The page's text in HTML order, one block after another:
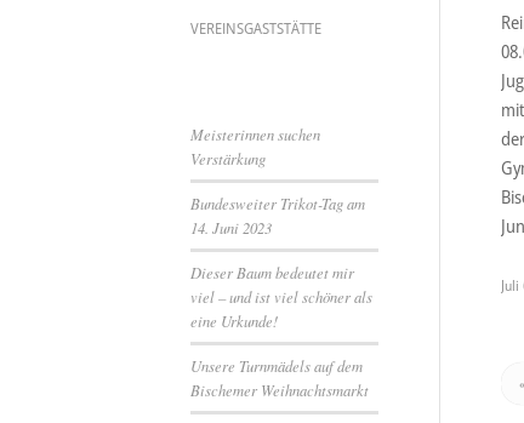
Juli
«
VEREINSGASTSTÄTTE
Meisterinnen suchen
Verstärkung
Bundesweiter Trikot-Tag am
14. Juni 2023
Dieser Baum bedeutet mir
viel – und ist viel schöner als
eine Urkunde!
Unsere Turnmädels auf dem
Bischemer Weihnachtsmarkt